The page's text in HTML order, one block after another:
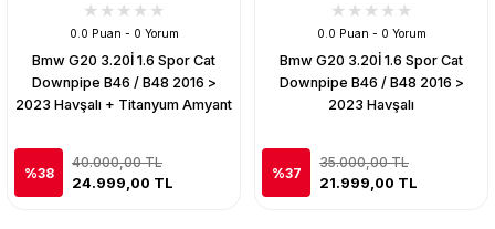
0.0 Puan - 0 Yorum
Bmw G20 3.20İ 1.6 Spor Cat
Downpipe B46 / B48 2016 >
2023 Havşalı + Titanyum Amyant
%38
40.000,00 TL
24.999,00 TL
0.0 Puan - 0 Yorum
Bmw G20 3.20İ 1.6 Spor Cat
Downpipe B46 / B48 2016 >
2023 Havşalı
%37
35.000,00 TL
21.999,00 TL